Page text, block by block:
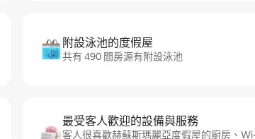
附設泳池的度假屋
共有 490 間房源有附設泳池
最受客人歡迎的設備與服務
客人很喜歡赫蘇斯瑪麗亞度假屋的廚房、